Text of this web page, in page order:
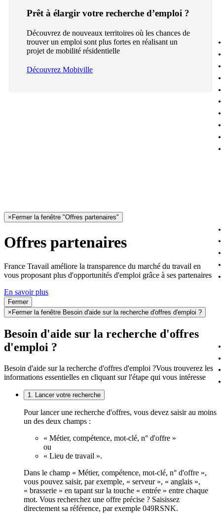
Prêt à élargir votre recherche d’emploi ?
Découvrez de nouveaux territoires où les chances de
trouver un emploi sont plus fortes en réalisant un
projet de mobilité résidentielle
Découvrez Mobiville
× Fermer la fenêtre "Offres partenaires"
Offres partenaires
France Travail améliore la transparence du marché du travail en
vous proposant plus d'opportunités d'emploi grâce à ses partenaires
En savoir plus
Fermer
× Fermer la fenêtre Besoin d'aide sur la recherche d'offres d'emploi ?
Besoin d'aide sur la recherche d'offres
d'emploi ?
Besoin d'aide sur la recherche d'offres d'emploi ?Vous trouverez les
informations essentielles en cliquant sur l'étape qui vous intéresse
1. Lancer votre recherche
Pour lancer une recherche d'offres, vous devez saisir au moins
un des deux champs :
« Métier, compétence, mot-clé, n° d'offre »
ou
« Lieu de travail ».
Dans le champ « Métier, compétence, mot-clé, n° d'offre »,
vous pouvez saisir, par exemple, « serveur », « anglais »,
« brasserie » en tapant sur la touche « entrée » entre chaque
mot. Vous recherchez une offre précise ? Saisissez
directement sa référence, par exemple 049RSNK.